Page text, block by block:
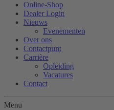
Online-Shop
Dealer Login
Nieuws
Evenementen
Over ons
Contactpunt
Carrière
Opleiding
Vacatures
Contact
Menu